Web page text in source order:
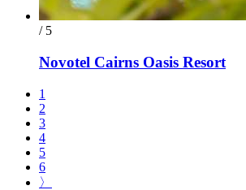
/ 5
Novotel Cairns Oasis Resort
1
2
3
4
5
6
〉